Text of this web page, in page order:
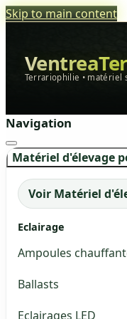
Skip to main content
Terrariophilie • matériel
Navigation
Matériel d'élevage
Voir Matériel
Eclairage
Ampoules
Ballasts
Eclairages LED